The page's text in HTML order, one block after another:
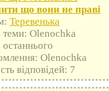
що вони не праві
Теревенька
теми: Olenochka
Olenochka
відповідей: 7